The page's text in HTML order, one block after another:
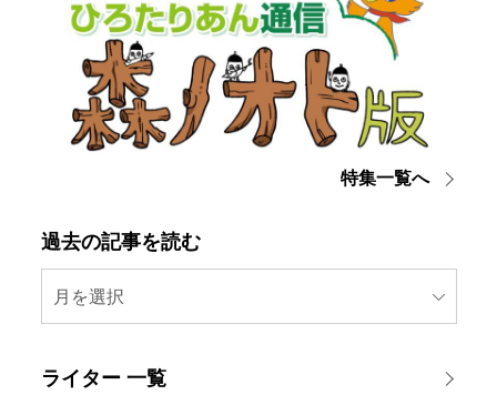
特集一覧へ
過去の記事を読む
月を選択
ライター 一覧